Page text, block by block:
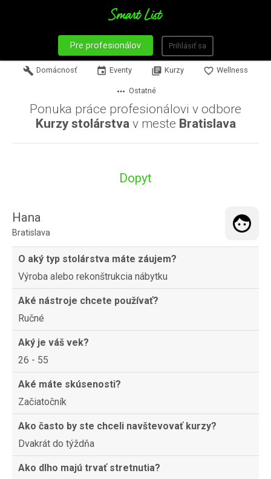
Pre profesionálov Prihlásiť sa
build Domácnosť event Eventy library_books Kurzy favorite_border Wellness
more_horiz Ostatné
Ponuka práce profesionálovi v odbore
Kurzy stolárstvav meste Bratislava
Dopyt
Hana
Bratislava
O aký typ stolárstva máte záujem?
Výroba alebo rekonštrukcia nábytku
Aké nástroje chcete používať?
Ručné
Aký je váš vek?
26 - 55
Aké máte skúsenosti?
Začiatočník
Ako často by ste chceli navštevovať kurzy?
Dvakrát do týždňa
Ako dlho majú trvať stretnutia?